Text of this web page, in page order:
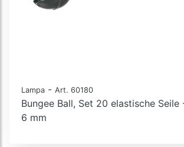
Lampa - Art. 60180
Bungee Ball, Set 20 elastische
6 mm